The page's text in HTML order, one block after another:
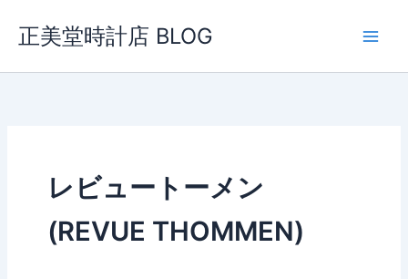
ス
正美堂時計店 BLOG
レビュートーメン
(REVUE THOMMEN)